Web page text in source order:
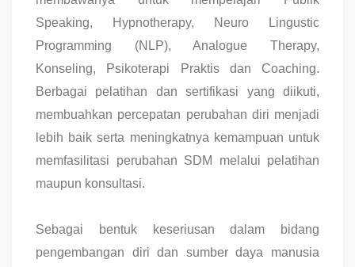
Speaking, Hypnotherapy, Neuro Lingustic
Programming (NLP), Analogue Therapy,
Konseling, Psikoterapi Praktis dan Coaching.
Berbagai pelatihan dan sertifikasi yang diikuti,
membuahkan percepatan perubahan diri menjadi
lebih baik serta meningkatnya kemampuan untuk
memfasilitasi perubahan SDM melalui pelatihan
maupun konsultasi.
Sebagai bentuk keseriusan dalam bidang
pengembangan diri dan sumber daya manusia